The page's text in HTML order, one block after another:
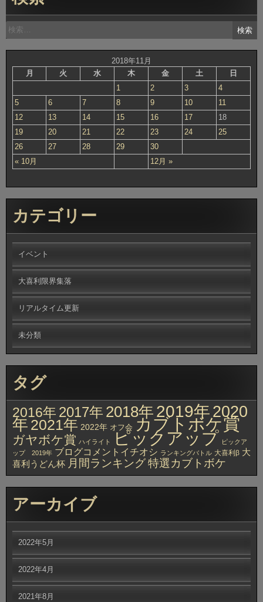
検
索:
2018年11月
月
火 水 木 金 土 日
« 10月 12月 »
1 2 3
4
5
6 7 8 9 10
11
12
13 14 15 16 17
18
19
20 21 22 23 24
25
26
27 28 29 30
カテゴリー
イベント
大喜利限界集落
リアルタイム更新
未分類
タグ
2016年 2017年 2018年 2019年2020
年 2021年 2022年 オフ会 カブトボケ賞
ガヤボケ賞 ハイライト ピックアップ ピックア
ップ 2019年 ブログコメントイチオシ ランキングバトル 大喜利β 大
喜利うどん杯 月間ランキング特選カブトボケ
アーカイブ
2022年5月
2022年4月
2021年8月